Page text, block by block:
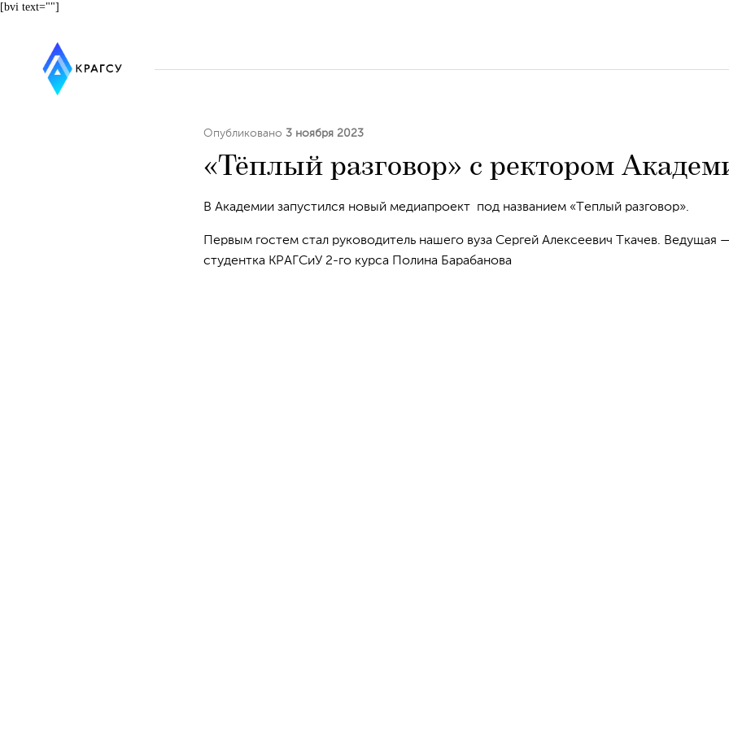
[bvi text=""]
Опубликовано 3 ноября 2023
«Тёплый разговор» с ректором
В Академии запустился новый медиапроект под названием «Теплый разговор».
Первым гостем стал руководитель нашего вуза Сергей Алексеевич Ткачев. Ведущая
студентка КРАГСиУ 2-го курса Полина Барабанова